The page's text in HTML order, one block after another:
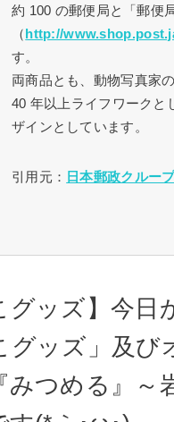
約 100 の郵便局と「郵便
（ http://
す。
両商品とも、動物写真家
40 年以上ライフワークと
ザインとしています。
引用元： 日本郵政クルー
グッズ】今
グッズ」及び
みつめる』～